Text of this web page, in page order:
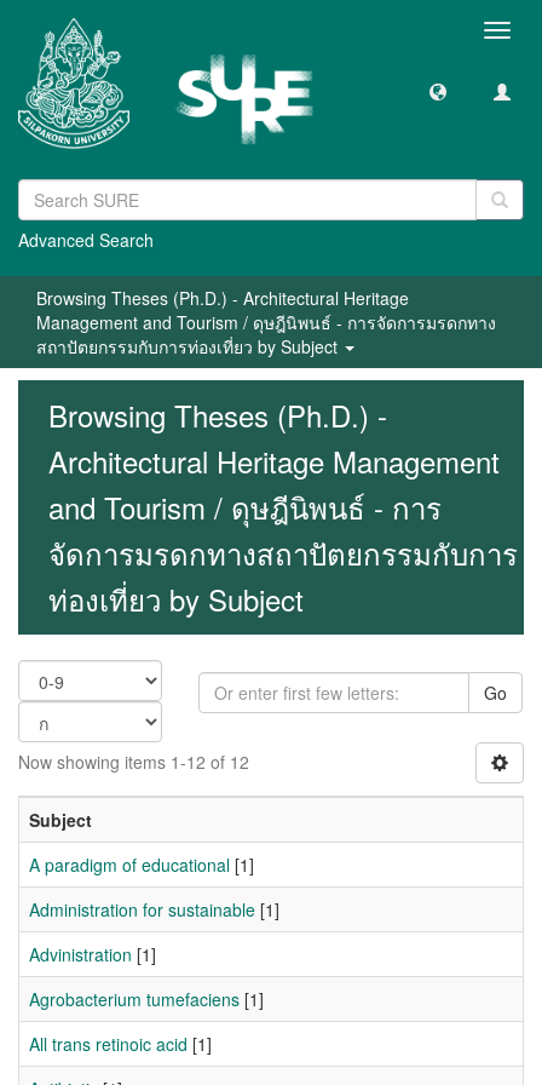
Advanced Search
Browsing Theses (Ph.D.) - Architectural Heritage
Management and Tourism / ดุษฎีนิพนธ์ - การจัดการมรดกทาง
สถาปัตยกรรมกับการท่องเที่ยว by Subject
Browsing Theses (Ph.D.) -
Architectural Heritage Management
and Tourism / ดุษฎีนิพนธ์ - การ
จัดการมรดกทางสถาปัตยกรรมกับการ
ท่องเที่ยว by Subject
Go
Now showing items 1-12 of 12
Subject
A paradigm of educational [1]
Administration for sustainable [1]
Advinistration [1]
Agrobacterium tumefaciens [1]
All trans retinoic acid [1]